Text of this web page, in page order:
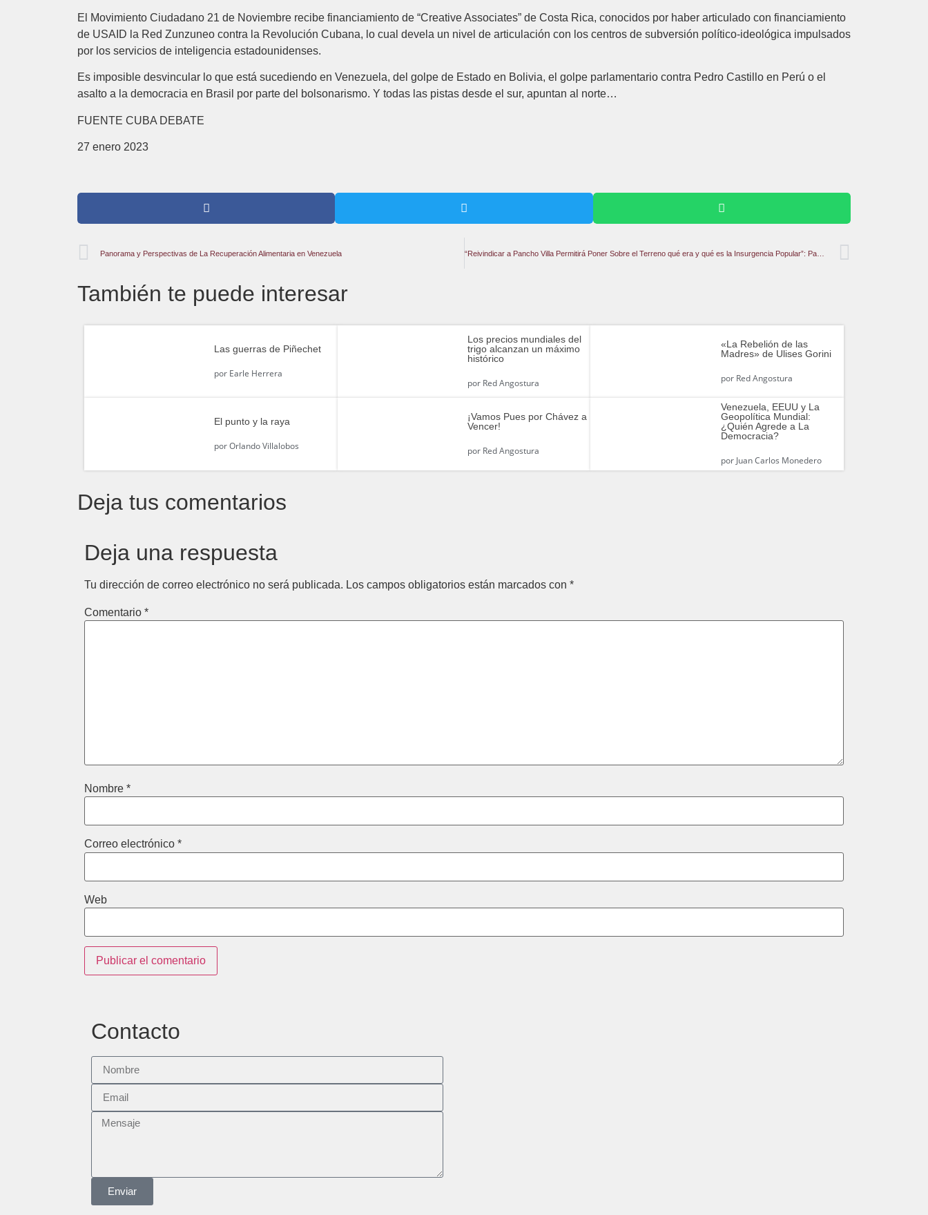
El Movimiento Ciudadano 21 de Noviembre recibe financiamiento de “Creative Associates” de Costa Rica, conocidos por haber articulado con financiamiento
de USAID la Red Zunzuneo contra la Revolución Cubana, lo cual devela un nivel de articulación con los centros de subversión político-ideológica impulsados
por los servicios de inteligencia estadounidenses.
Es imposible desvincular lo que está sucediendo en Venezuela, del golpe de Estado en Bolivia, el golpe parlamentario contra Pedro Castillo en Perú o el
asalto a la democracia en Brasil por parte del bolsonarismo. Y todas las pistas desde el sur, apuntan al norte…
FUENTE CUBA DEBATE
27 enero 2023
Panorama y Perspectivas de La Recuperación Alimentaria en Venezuela “Reivindicar a Pancho Villa Permitirá Poner Sobre el Terreno qué era y qué es la Insurgencia Popular”: Paco Ignacio Taibo II
También te puede interesar
Las guerras de Piñechet
por Earle Herrera
Los precios mundiales del
trigo alcanzan un máximo
histórico
porRed Angostura
«La Rebelión de las
Madres» de Ulises Gorini
porRed Angostura
El punto y la raya
porOrlando Villalobos
¡Vamos Pues por Chávez a
Vencer!
porRed Angostura
Venezuela, EEUU y La
Geopolítica Mundial:
¿Quién Agrede a La
Democracia?
porJuan Carlos Monedero
Deja tus comentarios
Deja una respuesta
Tu dirección de correo electrónico no será publicada. Los campos obligatorios están marcados con *
Comentario *
Nombre *
Correo electrónico *
Web
Contacto
Enviar